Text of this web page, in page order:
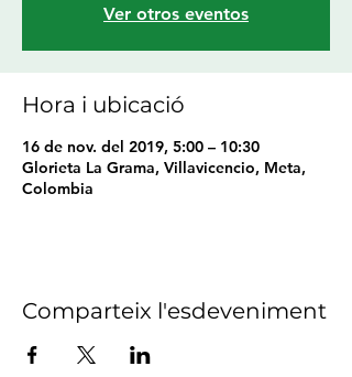
Ver otros eventos
Hora i ubicació
16 de nov. del 2019, 5:00 – 10:30
Glorieta La Grama, Villavicencio, Meta,
Colombia
Comparteix l'esdeveniment